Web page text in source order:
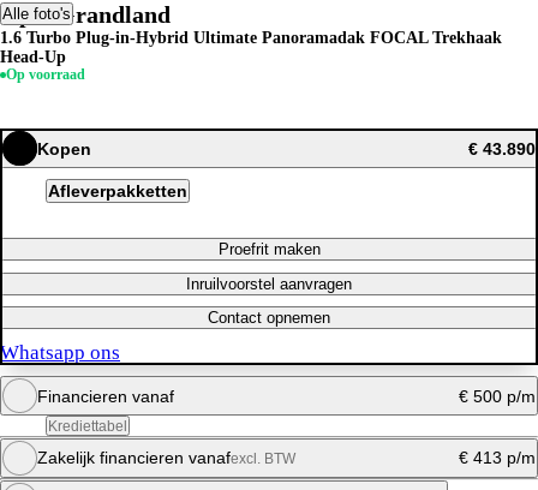
Alle foto's
Opel Grandland
1.6 Turbo Plug-in-Hybrid Ultimate Panoramadak FOCAL Trekhaak
Head-Up
Op voorraad
Kopen € 43.890
Afleverpakketten
Proefrit maken
Inruilvoorstel aanvragen
Contact opnemen
Whatsapp ons
Financieren vanaf € 500 p/m
Krediettabel
Maandbedrag berekenen
Zakelijk financieren vanafexcl. BTW € 413 p/m